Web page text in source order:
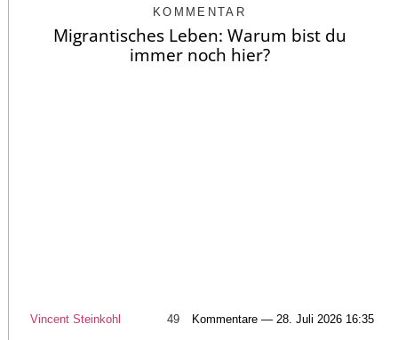
KOMMENTAR
Migrantisches Leben: Warum bist du
immer noch hier?
Vincent Steinkohl 49 Kommentare — 28. Juli 2026 16:35